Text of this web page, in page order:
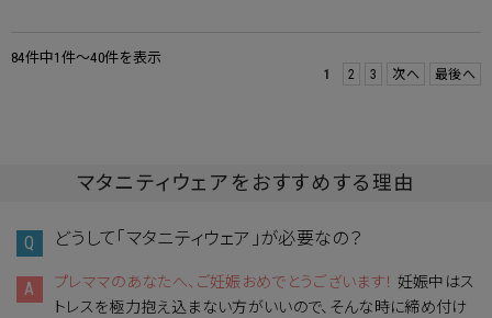
84件中1件～40件を表示
1 2 3 次へ 最後へ
マタニティウェアをおすすめする理由
どうして「マタニティウェア」が必要なの？
プレママのあなたへ、ご妊娠おめでとうございます！ 妊娠中はス
トレスを極力抱え込まない方がいいので、そんな時に締め付け